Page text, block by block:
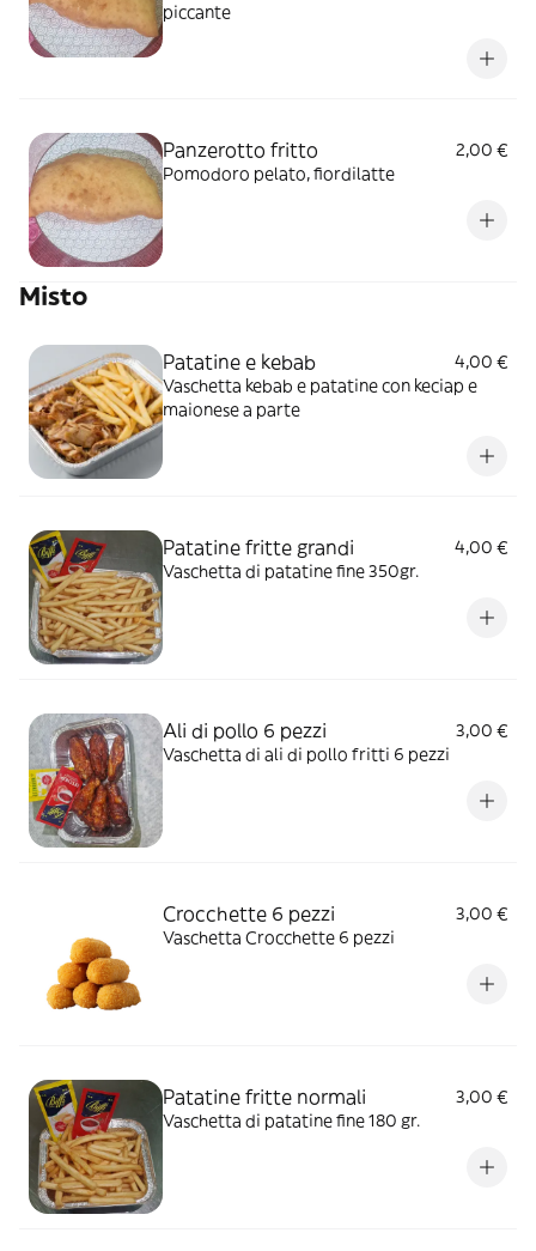
piccante
Panzerotto fritto
2,00 €
Pomodoro pelato, fiordilatte
Misto
Patatine e kebab
4,00 €
Vaschetta kebab e patatine con keciap e
maionese a parte
Patatine fritte grandi
4,00 €
Vaschetta di patatine fine 350gr.
Ali di pollo 6 pezzi
3,00 €
Vaschetta di ali di pollo fritti 6 pezzi
Crocchette 6 pezzi
3,00 €
Vaschetta Crocchette 6 pezzi
Patatine fritte normali
3,00 €
Vaschetta di patatine fine 180 gr.